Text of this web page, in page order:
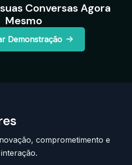
Conversas Agora
Mesmo
Demonstração
comprometimento e